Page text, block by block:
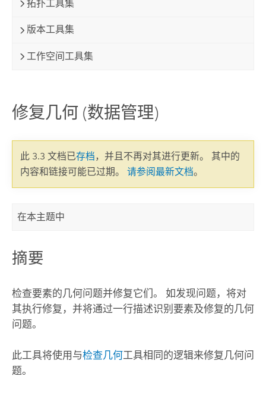
拓扑工具集
版本工具集
工作空间工具集
修复几何 (数据管理)
此 3.3 文档已存档，并且不再对其进行更新。 其中的
内容和链接可能已过期。 请参阅最新文档。
在本主题中
摘要
检查要素的几何问题并修复它们。 如发现问题，将对
其执行修复，并将通过一行描述识别要素及修复的几何
问题。
此工具将使用与检查几何工具相同的逻辑来修复几何问
题。